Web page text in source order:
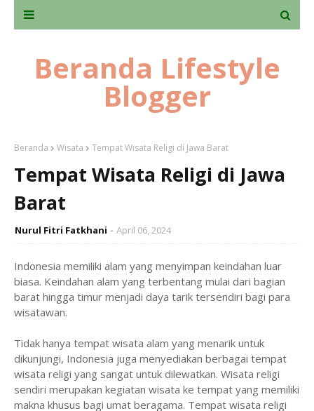
Beranda Lifestyle
Blogger
Beranda Wisata Tempat Wisata Religi di Jawa Barat
Tempat Wisata Religi di Jawa
Barat
Nurul Fitri Fatkhani April 06, 2024
Indonesia memiliki alam yang menyimpan keindahan luar
biasa. Keindahan alam yang terbentang mulai dari bagian
barat hingga timur menjadi daya tarik tersendiri bagi para
wisatawan.
Tidak hanya tempat wisata alam yang menarik untuk
dikunjungi, Indonesia juga menyediakan berbagai tempat
wisata religi yang sangat untuk dilewatkan. Wisata religi
sendiri merupakan kegiatan wisata ke tempat yang memiliki
makna khusus bagi umat beragama. Tempat wisata religi